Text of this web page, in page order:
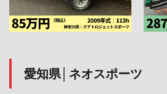
愛知県│ネオスポーツ